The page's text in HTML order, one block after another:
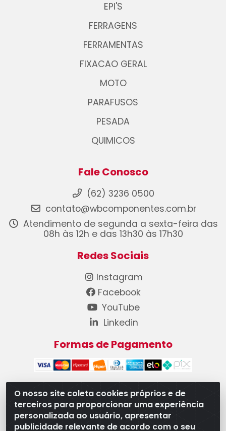
O nosso site coleta cookies próprios e de
terceiros para proporcionar uma experiência
personalizada ao usuário, apresentar
publicidade relevante de acordo com o seu
EPI'S
FERRAGENS
FERRAMENTAS
FIXACAO GERAL
MOTO
PARAFUSOS
PESADA
QUIMICOS
Fale Conosco
(62) 3236 0500
contato@wbcomponentes.com.br
Atendimento de segunda a sexta-feira das
08h às 12h e das 13h30 às 17h30
Redes Sociais
Instagram
Facebook
YouTube
Linkedin
Formas de Pagamento
WB Componentes Automotivos LTDA - CNPJ
08.528.393/0001-12 - Rua do Níquel, 667 - Parque
Oeste Industrial, Goiânia/GO - CEP 74375-660